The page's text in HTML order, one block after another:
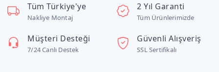
Tüm Türkiye'ye
Nakliye Montaj
2 Yıl Garanti
Tüm Ürünlerimizde
Müşteri Desteği
7/24 Canlı Destek
Güvenli Alışveriş
SSL Sertifikalı